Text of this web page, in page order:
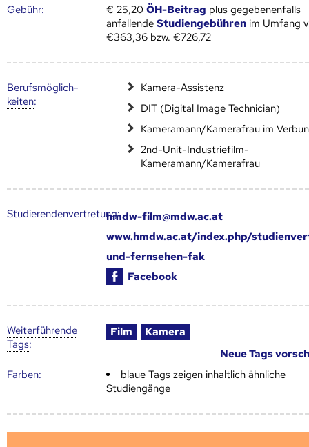
Gebühr: € 25,20ÖH-Beitrag plus gegebenenfalls
anfallendeStudiengebühren im Umfang
€363,36 bzw. €726,72
Berufs­möglich­
keiten:
Kamera-Assistenz
DIT (Digital Image Technician)
Kameramann/Kamerafrau im
2nd-Unit-Industriefilm-
Kameramann/Kamerafrau
Studierendenvertretung:hmdw-film@mdw.ac.at
www.hmdw.ac.at/index.php/
und-fernsehen-fak
Facebook
Weiter­führende
Tags:
Film
Kamera
Neue Tags
Farben:
blaue Tags zeigen inhaltlich ähnliche
Studiengänge